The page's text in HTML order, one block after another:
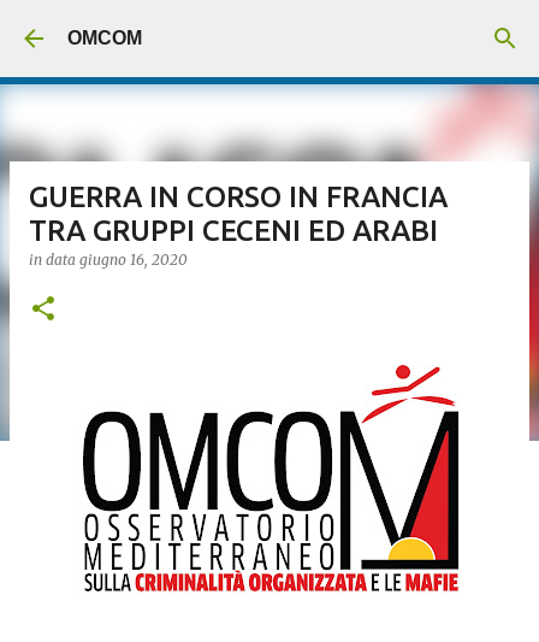
OMCOM
GUERRA IN CORSO IN FRANCIA
TRA GRUPPI CECENI ED ARABI
in data giugno 16, 2020